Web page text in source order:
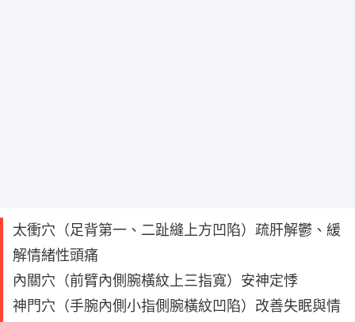
太衝穴（足背第一、二趾縫上方凹陷）疏肝解鬱、緩
解情緒性頭痛
內關穴（前臂內側腕橫紋上三指寬）安神定悸
神門穴（手腕內側小指側腕橫紋凹陷）改善失眠與情